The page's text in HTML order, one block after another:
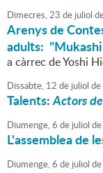
Dimecres,23 de juliol
Arenys de
adults: "Mukashi
a càrrec de Yoshi
Dissabte, 12 de juliol de
Talents:Actors
Diumenge,6 de juliol de
L'assemblea de
Diumenge,6 de juliol de